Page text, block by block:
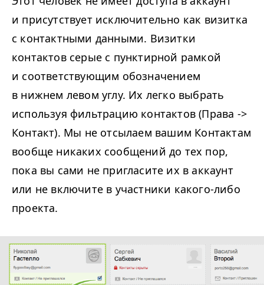
и присутствует исключительно как визитка
с контактными данными. Визитки
контактов серые с пунктирной рамкой
и соответствующим обозначением
в нижнем левом углу. Их легко выбрать
используя фильтрацию контактов (Права ->
Контакт). Мы не отсылаем вашим Контактам
вообще никаких сообщений до тех пор,
пока вы сами не пригласите их в аккаунт
или не включите в участники какого-либо
проекта.